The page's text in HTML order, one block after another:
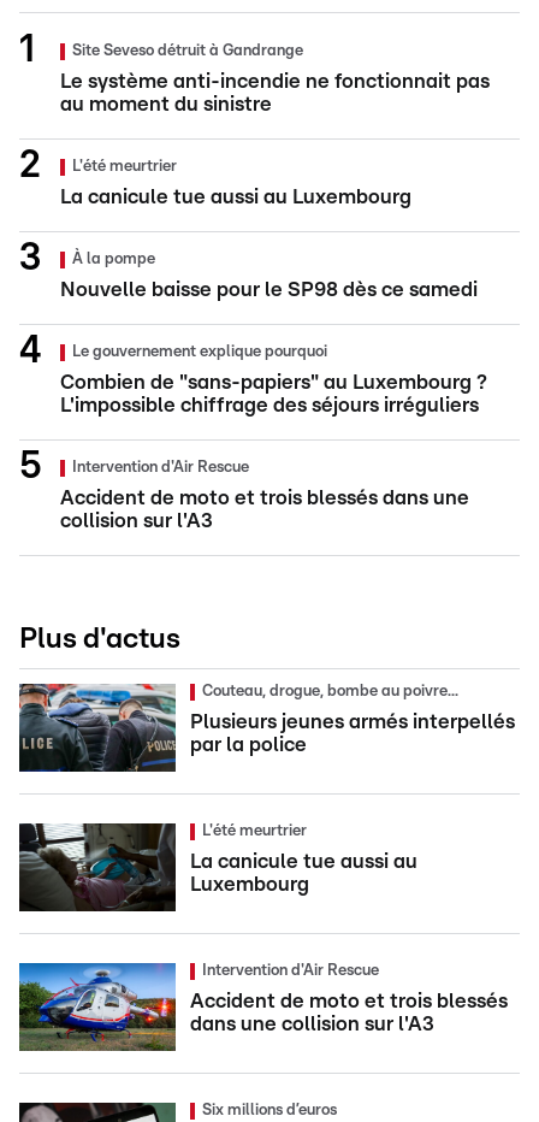
Site Seveso détruit à Gandrange
Le système anti-incendie ne fonctionnait pas
au moment du sinistre
L'été meurtrier
La canicule tue aussi au Luxembourg
À la pompe
Nouvelle baisse pour le SP98 dès ce samedi
Le gouvernement explique pourquoi
Combien de "sans-papiers" au Luxembourg ?
L'impossible chiffrage des séjours irréguliers
Intervention d'Air Rescue
Accident de moto et trois blessés dans une
collision sur l'A3
Plus d'actus
Couteau, drogue, bombe au poivre...
Plusieurs jeunes armés interpellés
par la police
L'été meurtrier
La canicule tue aussi au
Luxembourg
Intervention d'Air Rescue
Accident de moto et trois blessés
dans une collision sur l'A3
Six millions d’euros